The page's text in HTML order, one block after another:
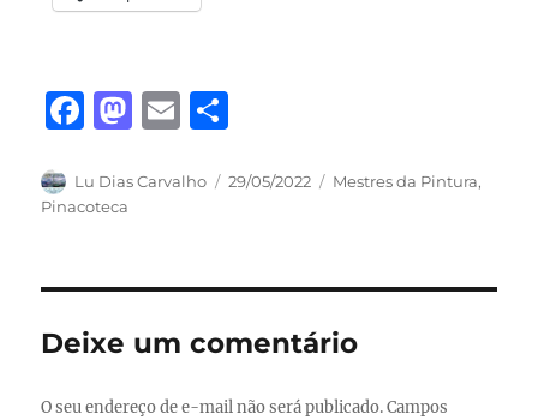
F
c
e
o
o
M
st
o
n
E
ai a
Autor
Lu Dias Carvalho
Publicado
29/05/2022 Categorias
Mestres da Pintura,
Pinacoteca
Deixe um comentário
O seu endereço de e-mail não será publicado. Campos